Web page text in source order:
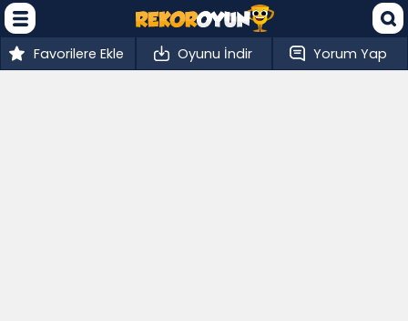
Favorilere Ekle Oyunu İndir Yorum Yap